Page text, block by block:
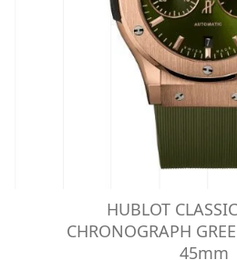
HUBLOT
CHRONOGRAPH
45mm